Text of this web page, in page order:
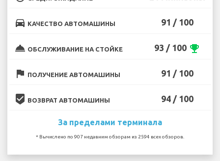
directions_car КАЧЕСТВО АВТОМАШИНЫ 91 / 100
room_service ОБСЛУЖИВАНИЕ НА СТОЙКЕ 93 / 100 emoji_events
flag ПОЛУЧЕНИЕ АВТОМАШИНЫ 91 / 100
beenhere ВОЗВРАТ АВТОМАШИНЫ 94 / 100
За пределами терминала
* Вычислено по 907 недавним обзорам из 2594 всех обзоров.